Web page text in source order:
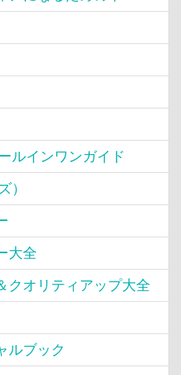
ルインワンガイド
）
大全
クオリティアップ大全
ルブック